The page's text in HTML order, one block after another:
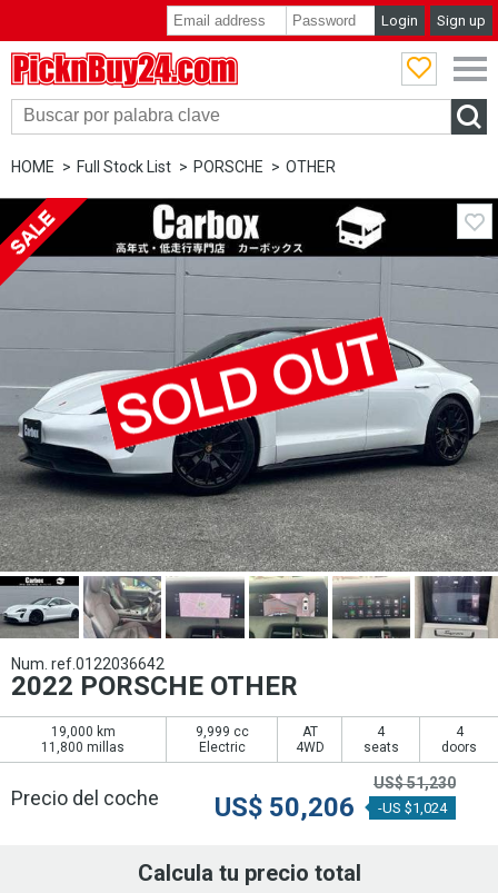
Login Sign up
HOME Full Stock List PORSCHE OTHER
Num. ref.0122036642
2022 PORSCHE OTHER
19,000 km
11,800 millas
9,999 cc
Electric
AT
4WD
4
seats
4
doors
Precio del coche
US$51,230
US$ 50,206 -US $1,024
Calcula tu precio total